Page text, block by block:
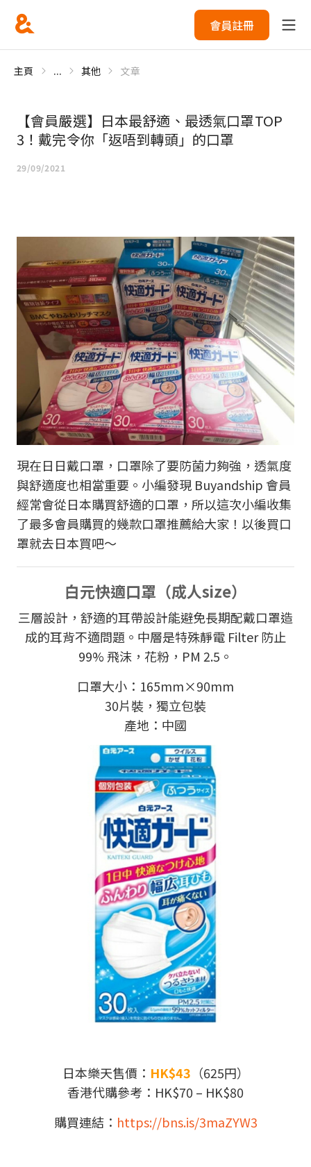
會員註冊
主頁 ... 其他 文章
【會員嚴選】日本最舒適、最透氣口罩TOP
3！戴完令你「返唔到轉頭」的口罩
29/09/2021
現在日日戴口罩，口罩除了要防菌力夠強，透氣度
與舒適度也相當重要。小編發現 Buyandship 會員
經常會從日本購買舒適的口罩，所以這次小編收集
了最多會員購買的幾款口罩推薦給大家！以後買口
罩就去日本買吧～
白元快適口罩（成人size）
三層設計，舒適的耳帶設計能避免長期配戴口罩造
成的耳背不適問題。中層是特殊靜電 Filter 防止
99% 飛沫，花粉，PM 2.5。
口罩大小：165mm×90mm
30片裝，獨立包裝
產地：中國
日本樂天售價： HK$43 （625円）
香港代購參考：HK$70 – HK$80
購買連結： https://bns.is/3maZYW3